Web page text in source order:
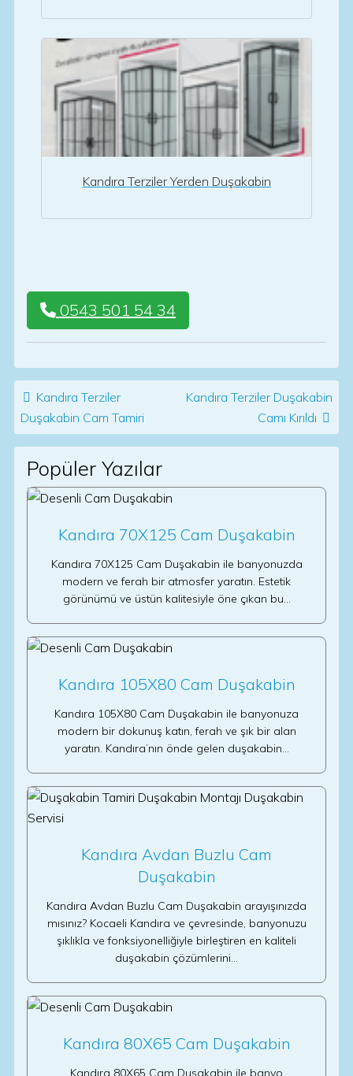
Kandıra Terziler Yerden Duşakabin
0543 501 54 34
Post navigation
Kandıra Terziler
Duşakabin Cam Tamiri
Kandıra Terziler Duşakabin
Camı Kırıldı
Popüler Yazılar
Kandıra 70X125 Cam Duşakabin
Kandıra 70X125 Cam Duşakabin ile banyonuzda
modern ve ferah bir atmosfer yaratın. Estetik
görünümü ve üstün kalitesiyle öne çıkan bu…
Kandıra 105X80 Cam Duşakabin
Kandıra 105X80 Cam Duşakabin ile banyonuza
modern bir dokunuş katın, ferah ve şık bir alan
yaratın. Kandıra’nın önde gelen duşakabin…
Kandıra Avdan Buzlu Cam
Duşakabin
Kandıra Avdan Buzlu Cam Duşakabin arayışınızda
mısınız? Kocaeli Kandıra ve çevresinde, banyonuzu
şıklıkla ve fonksiyonelliğiyle birleştiren en kaliteli
duşakabin çözümlerini…
Kandıra 80X65 Cam Duşakabin
Kandıra 80X65 Cam Duşakabin ile banyo